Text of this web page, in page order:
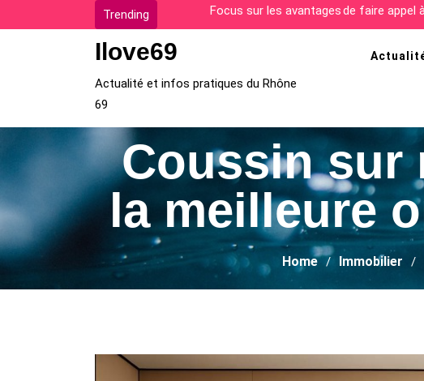
to
Trending Comment surmonter les difficultés de
Ilove69
Actualité et infos pratiques du Rhône
69
Coussin sur
la meilleure
Home Immobilier